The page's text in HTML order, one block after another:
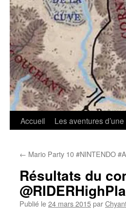
Accueil Les aventures
← Mario Party 10 #NINTENDO
Résultats du
Publié le24 mars 2015par